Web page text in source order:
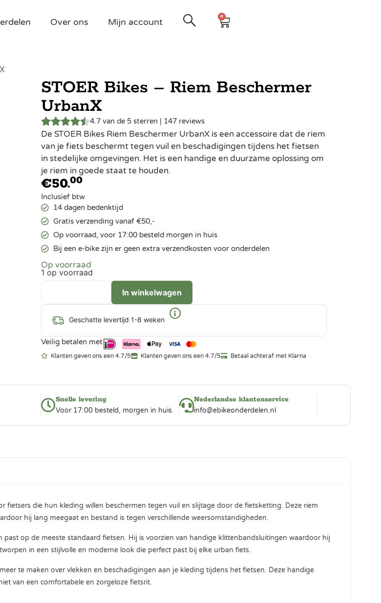
Over ons Mijn account
0
STOER Bikes – Riem Beschermer
UrbanX
4.7 van de 5 sterren | 147 reviews
De STOER Bikes Riem Beschermer UrbanX is een accessoire dat de riem
van je fiets beschermt tegen vuil en beschadigingen tijdens het fietsen
in stedelijke omgevingen. Het is een handige en duurzame oplossing om
je riem in goede staat te houden.
€50.00
Inclusief btw
14 dagen bedenktijd
Gratis verzending vanaf €50,-
Op voorraad, voor 17:00 besteld morgen in huis
Bij een e-bike zijn er geen extra verzendkosten voor onderdelen
Op voorraad
1 op voorraad
In winkelwagen
Geschatte levertijd 1-8 weken
Veilig betalen met
Klanten geven ons een 4.7/5 Klanten geven ons een 4.7/5 Betaal achteraf met Klarna
Snelle levering
Voor 17:00 besteld, morgen in huis
Nederlandse klantenservice
info@ebikeonderdelen.nl
fietsers die hun kleding willen beschermen tegen vuil en slijtage door de fietsketting. Deze riem
hij lang meegaat en bestand is tegen verschillende weersomstandigheden.
op de meeste standaard fietsen. Hij is voorzien van handige klittenbandsluitingen waardoor hij
in een stijlvolle en moderne look die perfect past bij elke urban fiets.
te maken over vlekken en beschadigingen aan je kleding tijdens het fietsen. Deze handige
van een comfortabele en zorgeloze fietsrit.